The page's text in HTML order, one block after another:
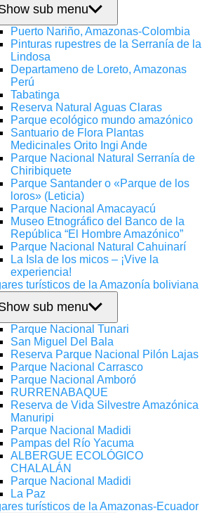
sub menu
Puerto Nariño, Amazonas-Colombia
Pinturas rupestres de la Serranía de la
Lindosa
Departameno de Loreto, Amazonas
Perú
Tabatinga
Reserva Natural Aguas Claras
Parque ecológico mundo amazónico
Santuario de Flora Plantas
Medicinales Orito Ingi Ande
Parque Nacional Natural Serranía de
Chiribiquete
Parque Santander o «Parque de los
loros» (Leticia)
Parque Nacional Amacayacú
Museo Etnográfico del Banco de la
República “El Hombre Amazónico”
Parque Nacional Natural Cahuinarí
La Isla de los micos – ¡Vive la
experiencia!
turísticos de la Amazonía boliviana
sub menu
Parque Nacional Tunari
San Miguel Del Bala
Reserva Parque Nacional Pilón Lajas
Parque Nacional Carrasco
Parque Nacional Amboró
RURRENABAQUE
Reserva de Vida Silvestre Amazónica
Manuripi
Parque Nacional Madidi
Pampas del Río Yacuma
ALBERGUE ECOLÓGICO
CHALALÁN
Parque Nacional Madidi
La Paz
turísticos de la Amazonas-Ecuador